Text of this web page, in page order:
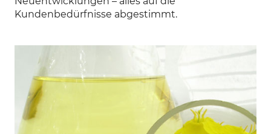
Kundenbedürfnisse abgestimmt.